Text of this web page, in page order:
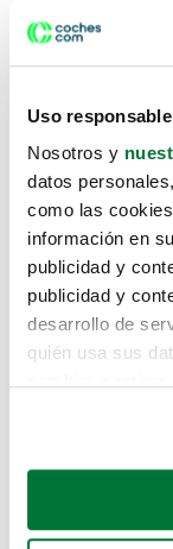
Uso
Nosotros y
datos
como las
información en
publicidad y
publicidad y
desarrollo de
quién usa sus
Si lo permite,
Recopilar
Lo
te
Pero puedes
buscando en
Coches de
Coches de km0